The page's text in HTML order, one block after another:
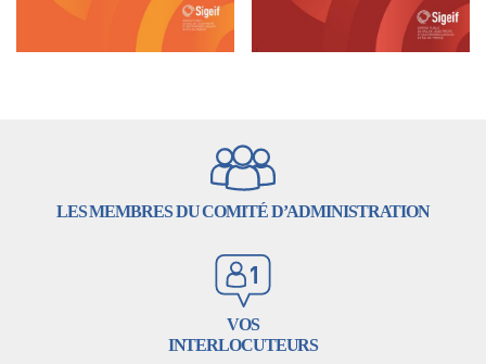
LES MEMBRES DU COMITÉ D’ADMINISTRATION
VOS
INTERLOCUTEURS